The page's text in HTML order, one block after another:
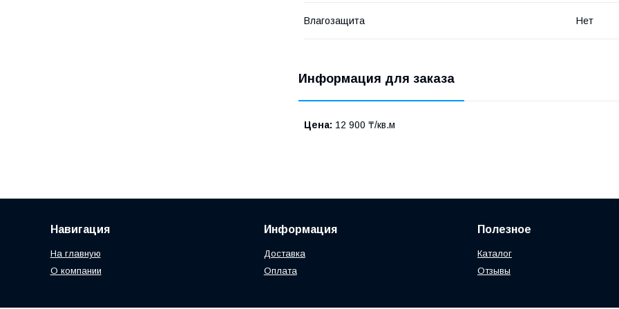
Влагозащита Нет
Информация для заказа
Цена: 12 900 ₸/кв.м
Навигация
На главную
О компании
Информация
Доставка
Оплата
Полезное
Каталог
Отзывы